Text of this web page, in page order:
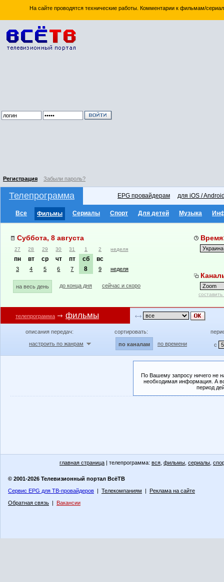
На сайте проводятся технические работы. Комментарии к фильмам/
Регистрация Забыли пароль?
Телепрограмма EPG провайдерам для iOS /
Все Фильмы Сериалы Спорт Для детей Музыка
Суббота, 8 августа
27 28 29 30 31 1 2 неделя
пн вт ср чт пт сб вс
3 4 5 6 7 8 9 неделя
на весь день до конца дня сейчас и скоро
телепрограмма фильмы
описания передач:
настроить по жанрам
сортировать:
по каналам по времени с
По Вашему запросу ничего не
необходимая информация. А
период
главная страница | телепрограмма: вся фильмы сериалы
© 2001-2026 Телевизионный портал ВсёТВ
Сервис EPG для ТВ-провайдеров | Телекомпаниям | Реклама на сайте
Обратная связь | Вакансии